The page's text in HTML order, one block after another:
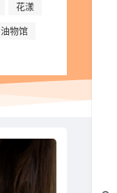
花漾
油物馆